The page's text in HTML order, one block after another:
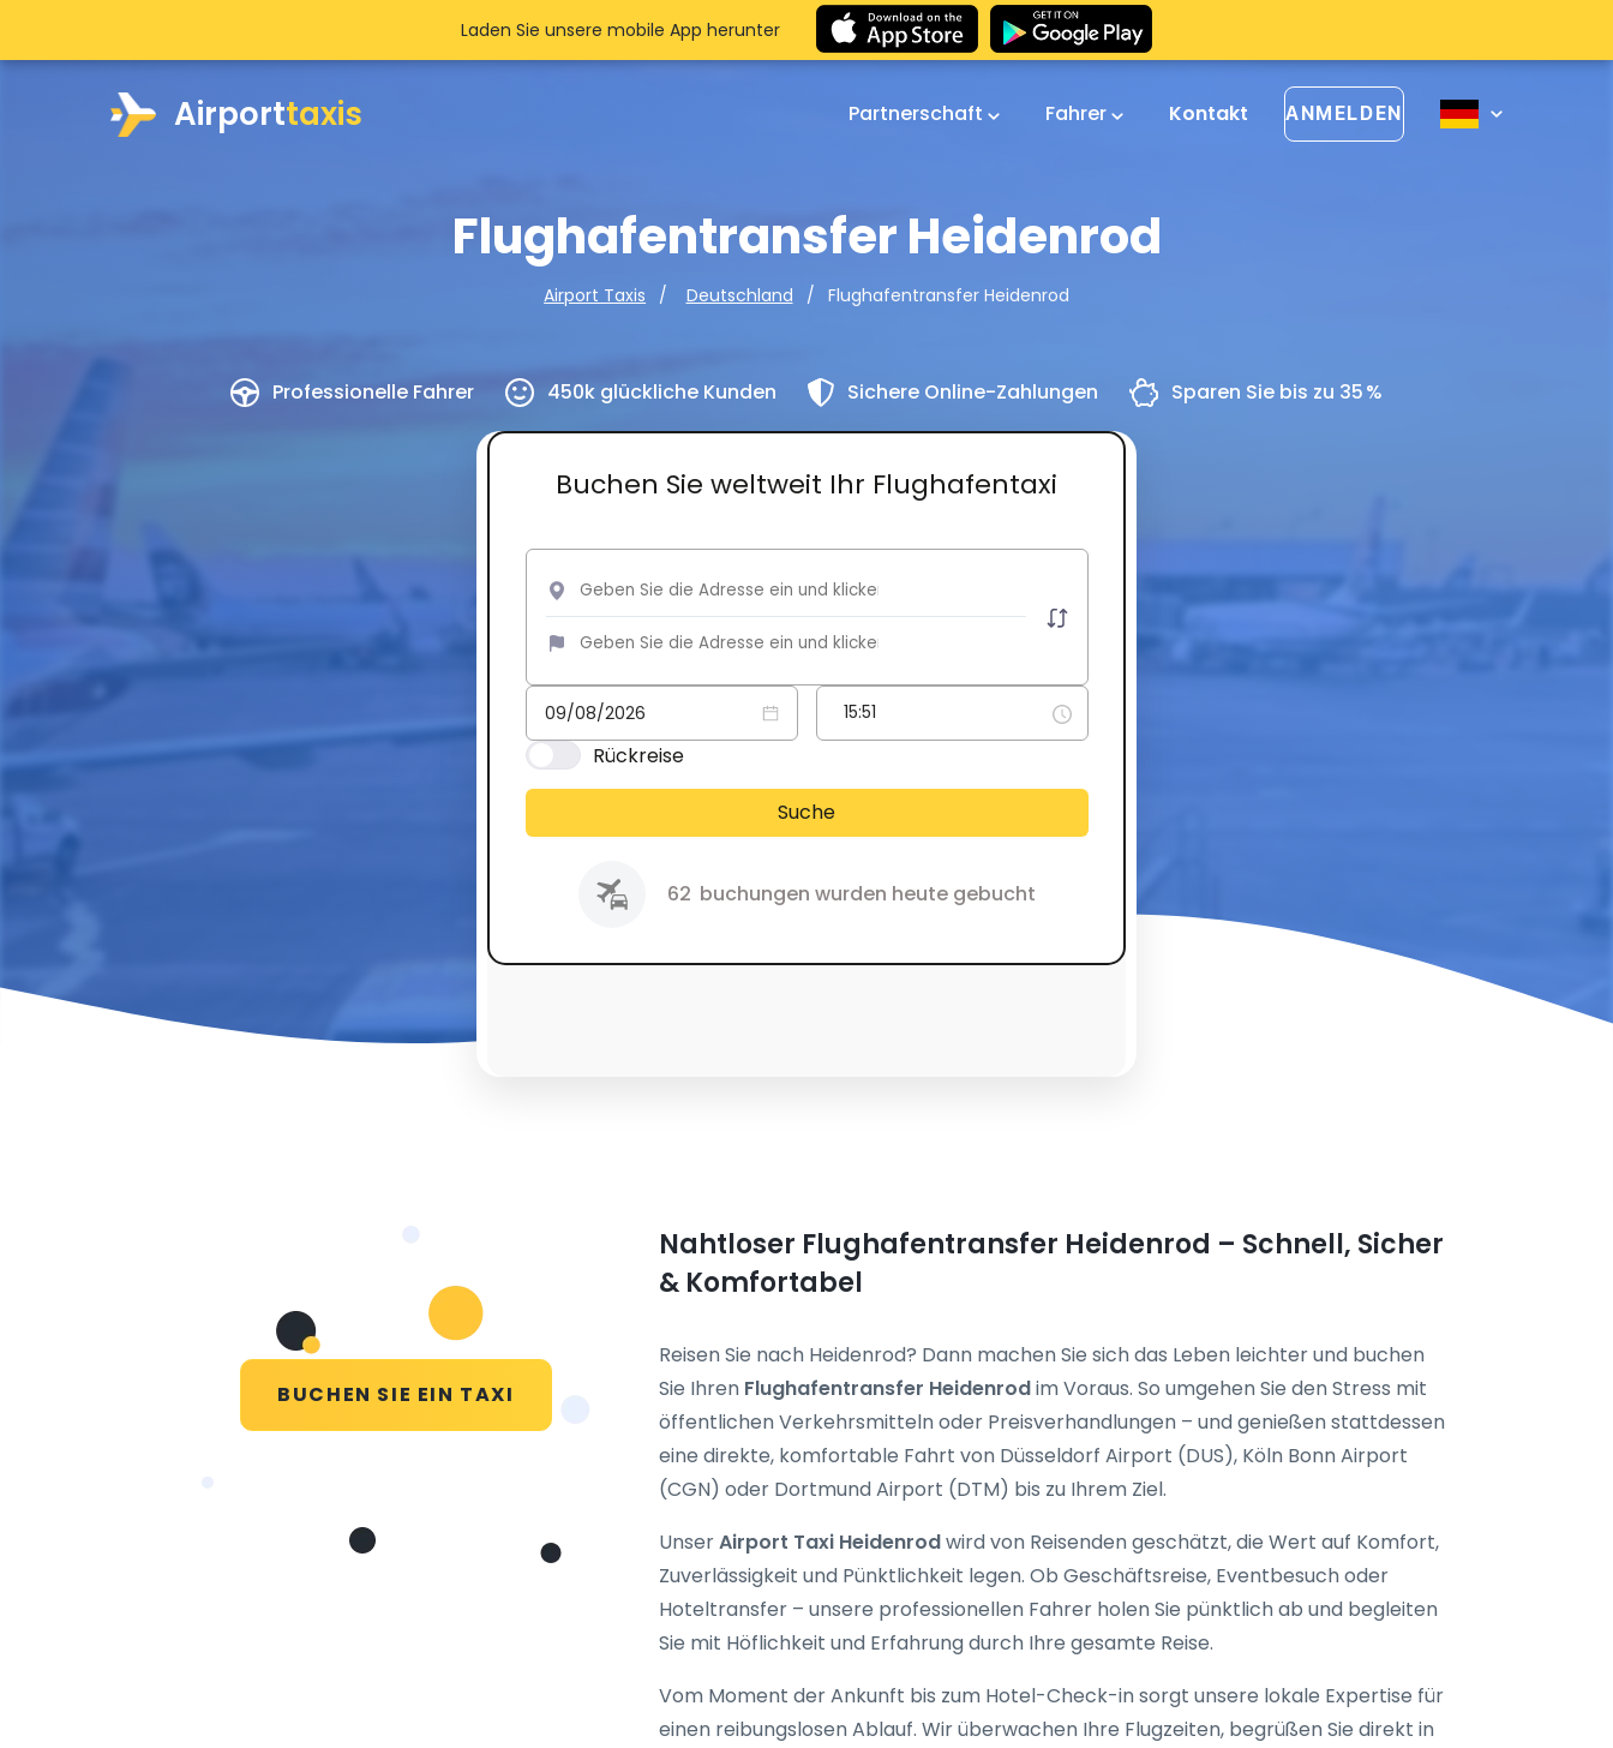
Airporttaxis Partnerschaft Fahrer Kontakt ANMELDEN
Flughafentransfer Heidenrod
Airport Taxis Deutschland Flughafentransfer Heidenrod
Professionelle Fahrer 450k glückliche Kunden Sichere Online-Zahlungen Sparen Sie bis zu 35 %
Buchen Sie weltweit Ihr Flughafentaxi
Rückreise
Suche
62 buchungen wurden heute gebucht
Laden Sie unsere mobile App herunter
BUCHEN SIE EIN TAXI
Nahtloser Flughafentransfer Heidenrod – Schnell, Sicher
& Komfortabel
Reisen Sie nach Heidenrod? Dann machen Sie sich das Leben leichter und buchen
Sie Ihren Flughafentransfer Heidenrodim Voraus. So umgehen Sie den Stress mit
öffentlichen Verkehrsmitteln oder Preisverhandlungen – und genießen stattdessen
eine direkte, komfortable Fahrt von Düsseldorf Airport (DUS), Köln Bonn Airport
(CGN) oder Dortmund Airport (DTM) bis zu Ihrem Ziel.
UnserAirport Taxi Heidenrodwird von Reisenden geschätzt, die Wert auf Komfort,
Zuverlässigkeit und Pünktlichkeit legen. Ob Geschäftsreise, Eventbesuch oder
Hoteltransfer – unsere professionellen Fahrer holen Sie pünktlich ab und begleiten
Sie mit Höflichkeit und Erfahrung durch Ihre gesamte Reise.
Vom Moment der Ankunft bis zum Hotel-Check-in sorgt unsere lokale Expertise für
einen reibungslosen Ablauf. Wir überwachen Ihre Flugzeiten, begrüßen Sie direkt in